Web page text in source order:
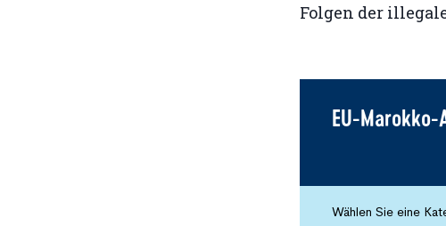
Folgen der